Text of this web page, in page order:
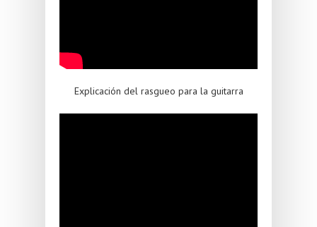
Explicación del rasgueo para la guitarra